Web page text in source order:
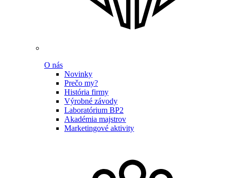
O nás
Novinky
Prečo my?
História firmy
Výrobné závody
Laboratórium BP2
Akadémia majstrov
Marketingové aktivity